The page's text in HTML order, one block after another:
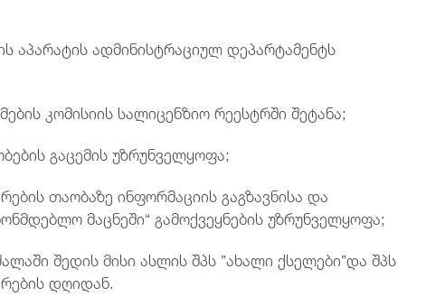
აპარატის ადმინისტრაციულ დეპარტამენტს
კომისიის სალიცენზიო რეესტრში შეტანა;
გაცემის უზრუნველყოფა;
თაობაზე ინფორმაციის გაგზავნისა და
მაცნეში“ გამოქვეყნების უზრუნველყოფა;
შედის მისი ასლის შპს ”ახალი ქსელები”და შპს
დღიდან.